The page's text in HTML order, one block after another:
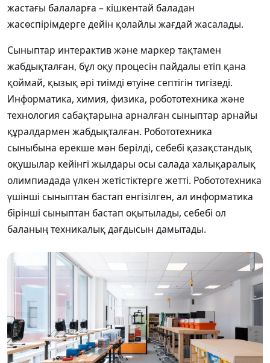
жастағы балаларға – кішкентай баладан
жасөспірімдерге дейін қолайлы жағдай жасалады.
Сыныптар интерактив және маркер тақтамен
жабдықталған, бұл оқу процесін пайдалы етіп қана
қоймай, қызық әрі тиімді өтуіне септігін тигізеді.
Информатика, химия, физика, робототехника және
технология сабақтарына арналған сыныптар арнайы
құралдармен жабдықталған. Робототехника
сыныбына ерекше мән берілді, себебі қазақстандық
оқушылар кейінгі жылдары осы салада халықаралық
олимпиадада үлкен жетістіктерге жетті. Робототехника
үшінші сыныптан бастап енгізілген, ал информатика
бірінші сыныптан бастап оқытылады, себебі ол
баланың техникалық дағдысын дамытады.